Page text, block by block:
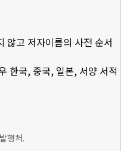
않고 저자이름의 사전 순서
한국, 중국, 일본, 서양 서적
행처.